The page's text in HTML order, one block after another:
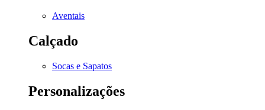
Aventais
Calçado
Socas e Sapatos
Personalizações